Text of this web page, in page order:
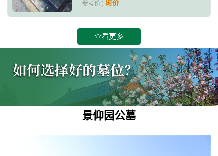
参考价：时价
查看更多
景仰园公墓